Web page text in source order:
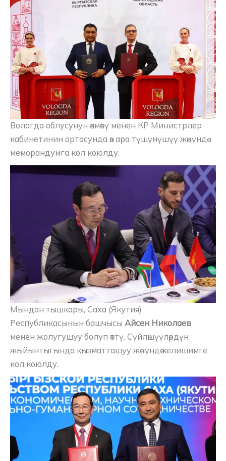
Вологда облусунун өкмөтү менен КР Министрлер
кабинетинин ортосунда өз ара түшүнүшүү жөнүндө
меморандумга кол коюлду.
Мындан тышкары, Саха (Якутия)
Республикасынын башчысы Айсен Николаев
менен жолугушуу болуп өттү. Сүйлөшүүлөрдүн
жыйынтыгында кызматташуу жөнүндө келишимге
кол коюлду.